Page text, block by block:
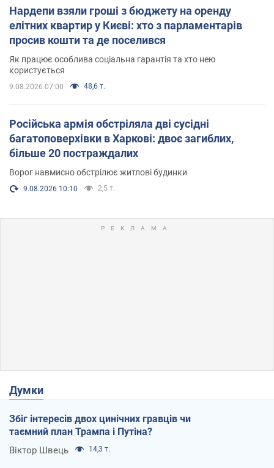
Нардепи взяли гроші з бюджету на оренду
елітних квартир у Києві: хто з парламентарів
просив кошти та де поселився
Як працює особлива соціальна гарантія та хто нею
користується
9.08.2026 07:00 48,6 т.
Російська армія обстріляла дві сусідні
багатоповерхівки в Харкові: двоє загиблих,
більше 20 постраждалих
Ворог навмисно обстрілює житлові будинки
9.08.2026 10:10 2,5 т.
Думки
Збіг інтересів двох цинічних гравців чи
таємний план Трампа і Путіна?
Віктор Швець 14,3 т.